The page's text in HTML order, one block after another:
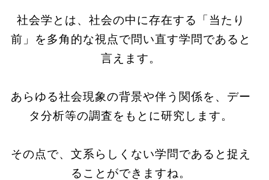
社会学とは、社会の中に存在する「当たり
前」を多角的な視点で問い直す学問であると
言えます。
あらゆる社会現象の背景や伴う関係を、デー
タ分析等の調査をもとに研究します。
その点で、文系らしくない学問であると捉え
ることができますね。